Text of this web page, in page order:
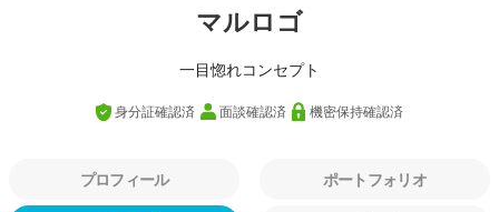
マルロゴ
一目惚れコンセプト
身分証確認済 面談確認済 機密保持確認済
プロフィール ポートフォリオ